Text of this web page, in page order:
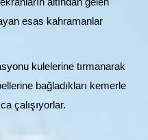
esas kahramanlar
kulelerine tırmanarak
bağladıkları kemerle
çalışıyorlar.